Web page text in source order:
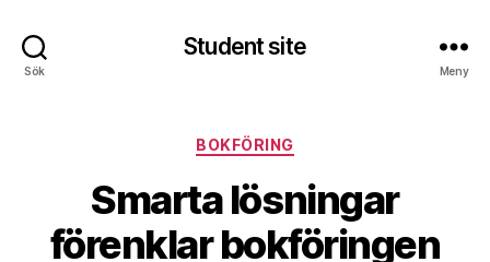
Sök
Student site
Meny
Kategorier
BOKFÖRING
Smarta lösningar
förenklar bokföringen